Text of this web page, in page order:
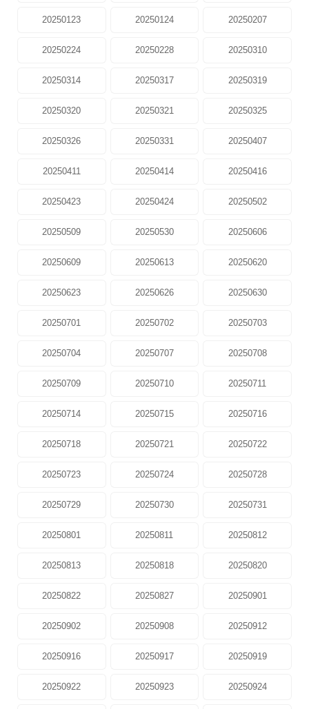
20250123 20250124 20250207
20250224 20250228 20250310
20250314 20250317 20250319
20250320 20250321 20250325
20250326 20250331 20250407
20250411 20250414 20250416
20250423 20250424 20250502
20250509 20250530 20250606
20250609 20250613 20250620
20250623 20250626 20250630
20250701 20250702 20250703
20250704 20250707 20250708
20250709 20250710 20250711
20250714 20250715 20250716
20250718 20250721 20250722
20250723 20250724 20250728
20250729 20250730 20250731
20250801 20250811 20250812
20250813 20250818 20250820
20250822 20250827 20250901
20250902 20250908 20250912
20250916 20250917 20250919
20250922 20250923 20250924